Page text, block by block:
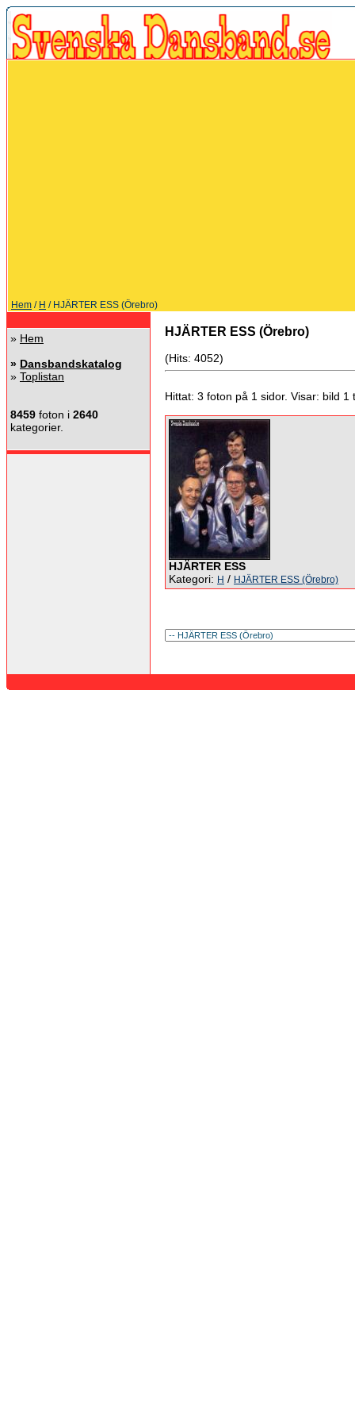
Hem / H / HJÄRTER ESS (Örebro)
» Hem
» Dansbandskatalog
» Toplistan
8459 foton i 2640
kategorier.
HJÄRTER ESS (Örebro)
(Hits: 4052)
Hittat: 3 foton på 1 sidor. Visar: bild 1
HJÄRTER ESS
Kategori: H / HJÄRTER ESS (Örebro)